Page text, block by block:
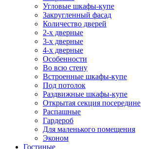
Угловые шкафы-купе
Закругленный фасад
Количество дверей
2-х дверные
3-х дверные
4-х дверные
Особенности
Во всю стену
Встроенные шкафы-купе
Под потолок
Раздвижные шкафы-купе
Открытая секция посередине
Распашные
Гардероб
Для маленького помещения
Эконом
Гостиные